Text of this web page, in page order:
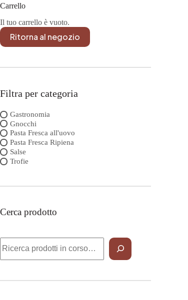
Carrello
Il tuo carrello è vuoto.
Ritorna al negozio
Filtra per categoria
Gastronomia
Gnocchi
Pasta Fresca all'uovo
Pasta Fresca Ripiena
Salse
Trofie
Cerca prodotto